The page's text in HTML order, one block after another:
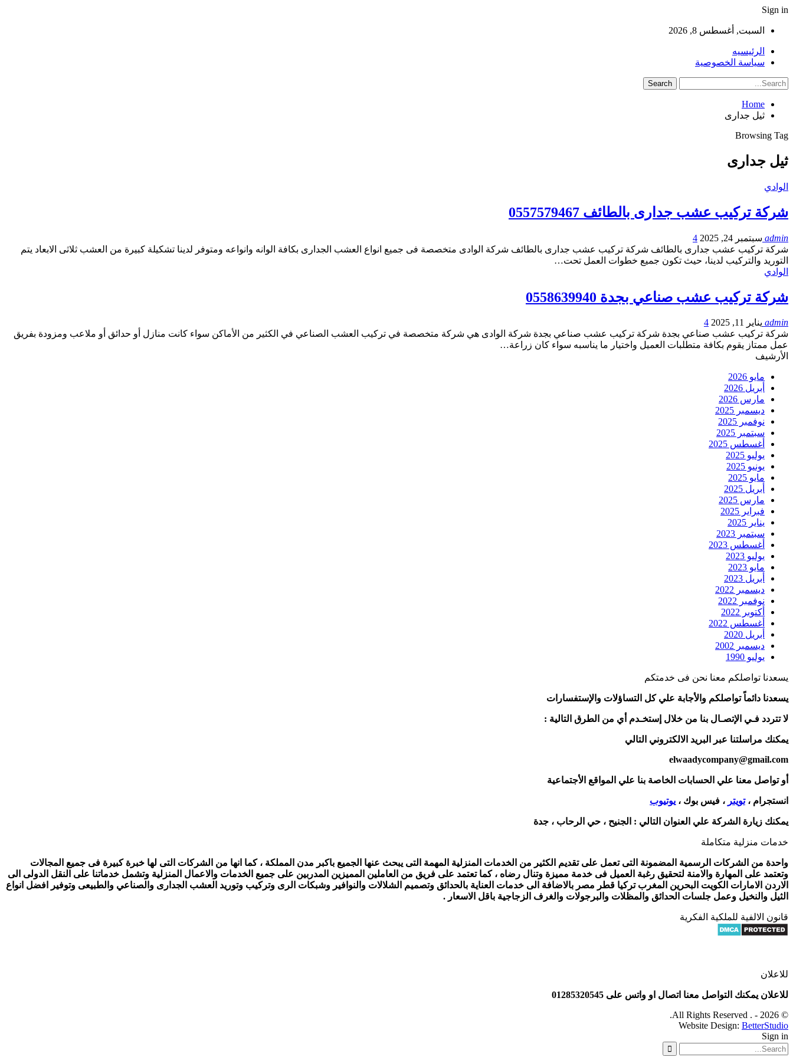
Sign in
السبت, أغسطس 8, 2026
الرئيسيه
سياسة الخصوصية
Home
ثيل جدارى
Browsing Tag
ثيل جدارى
الوادي
شركة تركيب عشب جدارى بالطائف 0557579467
admin سبتمبر 24, 2025
4
شركة تركيب عشب جدارى بالطائف شركة تركيب عشب جدارى بالطائف شركة الوادى متخصصة فى جميع انواع العشب الجدارى بكافة الوانه وانواعه ومتوفر لدينا تشكيلة كبيرة من العشب ثلاثى الابعاد يتم
التوريد والتركيب لدينا، حيث تكون جميع خطوات العمل تحت…
الوادي
شركة تركيب عشب صناعي بجدة 0558639940
admin يناير 11, 2025
4
شركة تركيب عشب صناعي بجدة شركة تركيب عشب صناعي بجدة شركة الوادى هي شركة متخصصة في تركيب العشب الصناعي في الكثير من الأماكن سواء كانت منازل أو حدائق أو ملاعب ومزودة بفريق
عمل ممتاز يقوم بكافة متطلبات العميل واختيار ما يناسبه سواء كان زراعة…
الأرشيف
مايو 2026
أبريل 2026
مارس 2026
ديسمبر 2025
نوفمبر 2025
سبتمبر 2025
أغسطس 2025
يوليو 2025
يونيو 2025
مايو 2025
أبريل 2025
مارس 2025
فبراير 2025
يناير 2025
سبتمبر 2023
أغسطس 2023
يوليو 2023
مايو 2023
أبريل 2023
ديسمبر 2022
نوفمبر 2022
أكتوبر 2022
أغسطس 2022
أبريل 2020
ديسمبر 2002
يوليو 1990
يسعدنا تواصلكم معنا نحن فى خدمتكم
يسعدنا دائماً تواصلكم والأجابة علي كل التساؤلات والإستفسارات
لا تتردد فـي الإتصـال بنا من خلال إستخـدم أي من الطرق التالية :
يمكنك مراسلتنا عبر البريد الالكتروني التالي
elwaadycompany@gmail.com
أو تواصل معنا علي الحسابات الخاصة بنا علي المواقع الأجتماعية
انستجرام ،تويتر ، فيس بوك ، يوتيوب
يمكنك زيارة الشركة علي العنوان التالي : الجنيح ، حي الرحاب ، جدة
خدمات منزلية متكاملة
واحدة من الشركات الرسمية المضمونة التى تعمل على تقديم الكثير من الخدمات المنزلية المهمة التى يبحث عنها الجميع باكبر مدن المملكة ، كما انها من الشركات التى لها خبرة كبيرة فى جميع المجالات
وتعتمد على المهارة والامنة لتحقيق رغبة العميل فى خدمة مميزة وتنال رضاه ، كما تعتمد على فريق من العاملين المميزين المدربين على جميع الخدمات والاعمال المنزلية وتشمل خدماتنا على النقل الدولى الى
الاردن الامارات الكويت البحرين المغرب تركيا قطر مصر بالاضافة الى خدمات العناية بالحدائق وتصميم الشلالات والنوافير وشبكات الرى وتركيب وتوريد العشب الجدارى والصناعي والطبيعى وتوفير افضل انواع
الثيل والنخيل وعمل جلسات الحدائق والمظلات والبرجولات والغرف الزجاجية باقل الاسعار .
قانون الالفية للملكية الفكرية
للاعلان
للاعلان يمكنك التواصل معنا اتصال او واتس على 01285320545
© 2026 - . All Rights Reserved.
Website Design: BetterStudio
Sign in